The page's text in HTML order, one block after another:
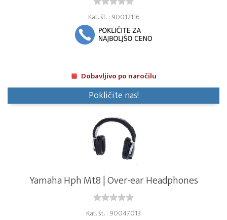
Kat. št. : 90012116
Dobavljivo po naročilu
Pokličite nas!
Yamaha Hph Mt8 | Over-ear Headphones
Kat. št. : 90047013